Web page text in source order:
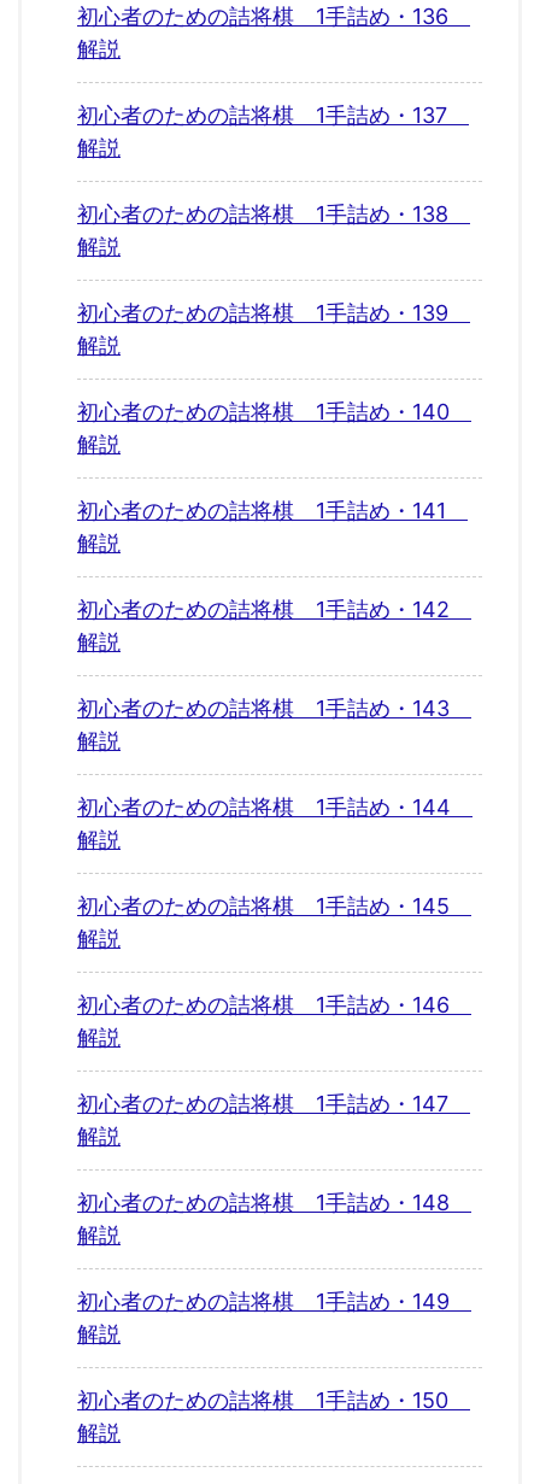
初心者のための詰将棋 1手詰め・136
解説
初心者のための詰将棋 1手詰め・137
解説
初心者のための詰将棋 1手詰め・138
解説
初心者のための詰将棋 1手詰め・139
解説
初心者のための詰将棋 1手詰め・140
解説
初心者のための詰将棋 1手詰め・141
解説
初心者のための詰将棋 1手詰め・142
解説
初心者のための詰将棋 1手詰め・143
解説
初心者のための詰将棋 1手詰め・144
解説
初心者のための詰将棋 1手詰め・145
解説
初心者のための詰将棋 1手詰め・146
解説
初心者のための詰将棋 1手詰め・147
解説
初心者のための詰将棋 1手詰め・148
解説
初心者のための詰将棋 1手詰め・149
解説
初心者のための詰将棋 1手詰め・150
解説